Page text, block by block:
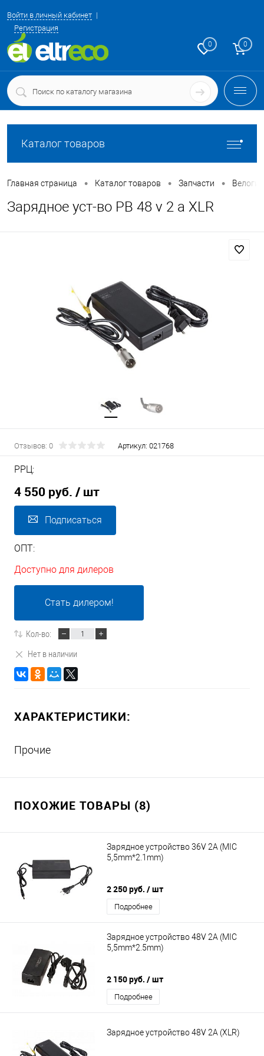
Войти в личный кабинет
Регистрация
0 0
Каталог товаров
Главная страница • Каталог товаров • Запчасти •
Зарядное уст-во PB 48 v 2 a XLR
Отзывов: 0 Артикул: 021768
РРЦ:
4 550 руб. / шт
Подписаться
ОПТ:
Доступно для дилеров
Стать дилером!
Кол-во:
Нет в наличии
ХАРАКТЕРИСТИКИ:
Прочие
ПОХОЖИЕ ТОВАРЫ (8)
Зарядное устройство 36V 2A (MIC
5,5mm*2.1mm)
2 250 руб. / шт
Подробнее
Зарядное устройство 48V 2A (MIC
5,5mm*2.5mm)
2 150 руб. / шт
Подробнее
Зарядное устройство 48V 2A (XLR)